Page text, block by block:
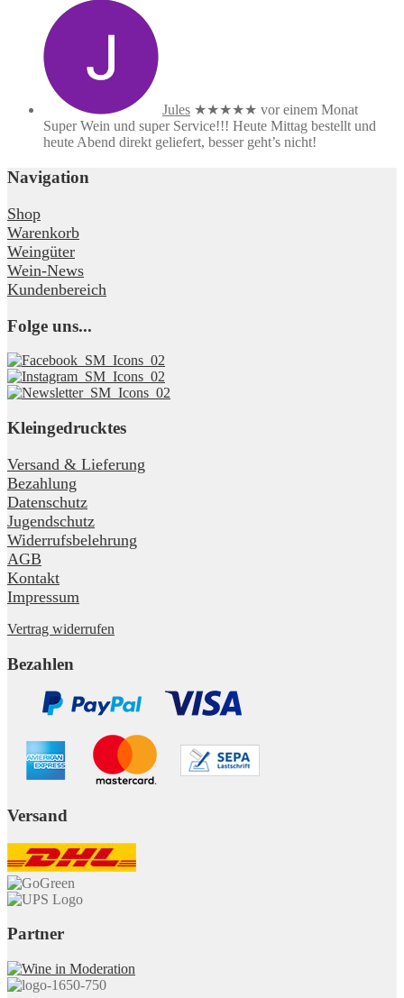
Jules ★★★★★ vor einem Monat
Super Wein und super Service!!! Heute Mittag bestellt und
heute Abend direkt geliefert, besser geht’s nicht!
Navigation
Shop
Warenkorb
Weingüter
Wein-News
Kundenbereich
Folge uns...
Kleingedrucktes
Versand & Lieferung
Bezahlung
Datenschutz
Jugendschutz
Widerrufsbelehrung
AGB
Kontakt
Impressum
Vertrag widerrufen
Bezahlen
Versand
Partner